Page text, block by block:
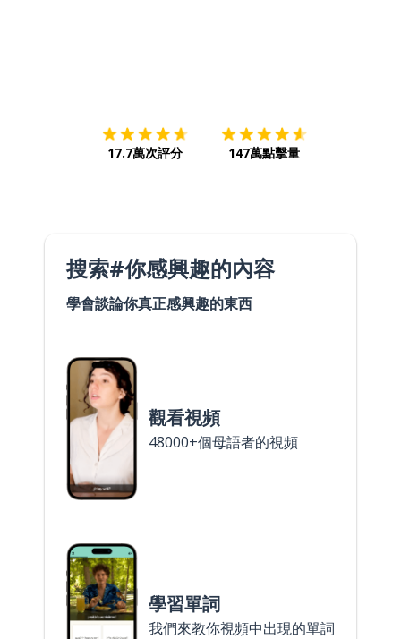
17.7萬次評分 147萬點擊量
搜索#你感興趣的內容
學會談論你真正感興趣的東西
觀看視頻
48000+個母語者的視頻
學習單詞
我們來教你視頻中出現的單詞